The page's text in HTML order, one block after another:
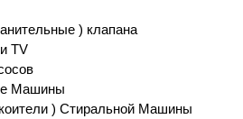
) клапана
TV
Машины
) Стиральной Машины